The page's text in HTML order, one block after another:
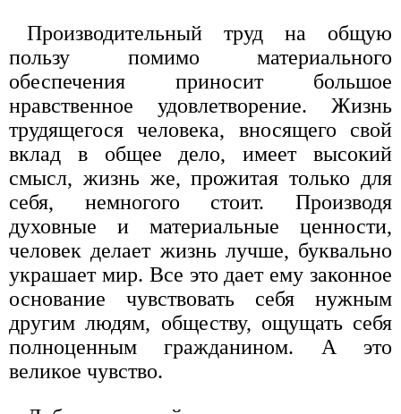
Производительный труд на общую
пользу помимо материального
обеспечения приносит большое
нравственное удовлетворение. Жизнь
трудящегося человека, вносящего свой
вклад в общее дело, имеет высокий
смысл, жизнь же, прожитая только для
себя, немногого стоит. Производя
духовные и материальные ценности,
человек делает жизнь лучше, буквально
украшает мир. Все это дает ему законное
основание чувствовать себя нужным
другим людям, обществу, ощущать себя
полноценным гражданином. А это
великое чувство.